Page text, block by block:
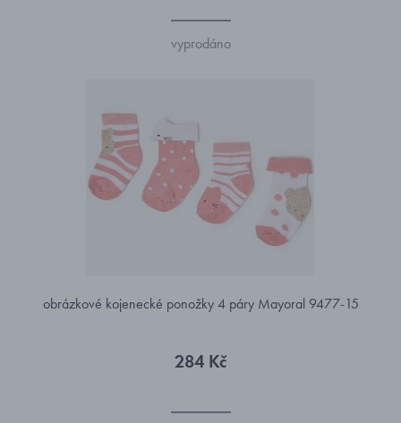
vyprodáno
obrázkové kojenecké ponožky 4 páry Mayoral 9477-15
284 Kč